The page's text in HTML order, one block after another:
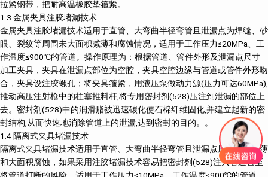
拉紧钢带，把耐高温橡胶垫箍紧。
1.3 金属夹具注胶堵漏技术
金属夹具注胶堵漏技术适用于直管、大弯曲半径弯管且泄漏点为焊缝、砂
眼、裂纹等周围未大面积减薄和腐蚀情况，适用于工作压力≤20MPa、工
作温度≤900℃的管道。操作原理为：根据管道、管件外形及泄漏点尺寸
加工夹具，夹具在泄漏点部位为空腔，夹具空腔边缘与管道或管件外形吻
合，夹具设注胶螺孔；将夹具箍紧，用液压泵做动力源(压力可达60MPa),
推动高压注射枪中的柱塞推料杆,将专用密封剂(528)压注到泄漏的部位上
去。密封剂(528)中的润滑脂被迅速碳化使石棉纤维固化,并建立起新的密
封结构,从而快速地消除管道上的泄漏,达到密封的目的。。
1.4 隔离式夹具堵漏技术
隔离式夹具堵漏技术适用于直管、大弯曲半径弯管且泄漏点周围明显减薄
和大面积腐蚀，如果采用注胶堵漏技术容易把密封剂(528)注入管道甚至